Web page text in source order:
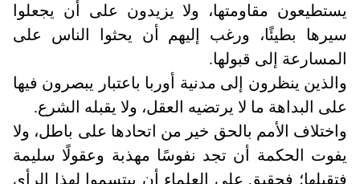
يستطيعون مقاومتها، ولا يزيدون على أن يجعلوا
سيرها بطيئًا، ورغب إليهم أن يحثوا الناس على
المسارعة إلى قبولها.
والذين ينظرون إلى مدنية أوربا باعتبار يبصرون فيها
على البداهة ما لا يرتضيه العقل، ولا يقبله الشرع.
واختلاف الأمم بالحق خير من اتحادها على باطل، ولا
يفوت الحكمة أن تجد نفوسًا مهذبة وعقولًا سليمة
فتقبلها؛ فحقيق على العلماء أن يبتسموا لهذا الرأي